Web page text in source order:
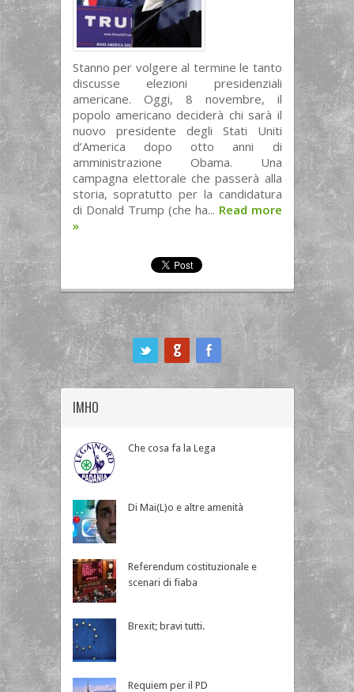
Stanno per volgere al termine le tanto
discusse elezioni presidenziali
americane. Oggi, 8 novembre, il
popolo americano deciderà chi sarà il
nuovo presidente degli Stati Uniti
d’America dopo otto anni di
amministrazione Obama. Una
campagna elettorale che passerà alla
storia, sopratutto per la candidatura
di Donald Trump (che ha... Read more
»
IMHO
Che cosa fa la Lega
Di Mai(L)o e altre amenità
Referendum costituzionale e
scenari di fiaba
Brexit; bravi tutti.
Requiem per il PD